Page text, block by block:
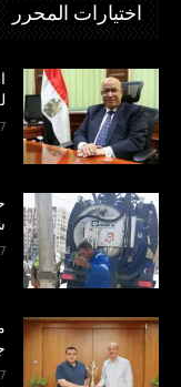
اختيارات المحرر
7 أغسطس, 2026
7 أغسطس, 2026
7 أغسطس, 2026